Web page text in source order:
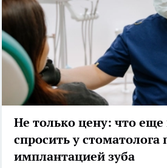
Не только цену: что
спросить у стоматолога
имплантацией зуба